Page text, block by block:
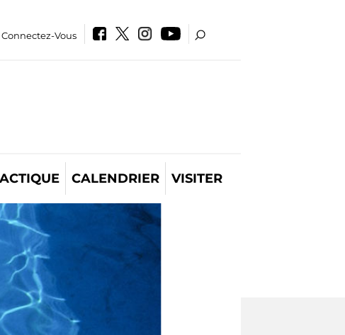
Connectez-Vous
CALENDRIER VISITER